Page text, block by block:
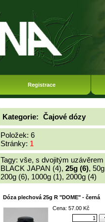
Registrace
Kategorie: Čajové dózy
Položek: 6
Stránky: 1
Tagy: vše, s dvojitým uzávěrem
BLACK JAPAN (4), 25g (6),
200g (6), 1000g (1), 2000g (4)
Dóza plechová 25g R "DOME" - černá
Cena: 57.00 Kč